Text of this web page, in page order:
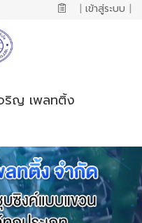
| เข้าสู่ระบบ |
จริญ เพลทติ้ง